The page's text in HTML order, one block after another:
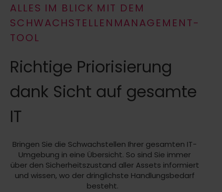
ALLES IM BLICK MIT DEM
SCHWACHSTELLENMANAGEMENT-
TOOL
Richtige Priorisierung
dank Sicht auf gesamte
IT
Bringen Sie die Schwachstellen Ihrer gesamten IT-
Umgebung in eine Übersicht. So sind Sie immer
über den Sicherheitszustand aller Assets informiert
und wissen, wo der dringlichste Handlungsbedarf
besteht.